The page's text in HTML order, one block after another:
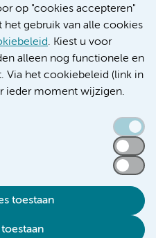
op "cookies accepteren"
gebruik van alle cookies
. Kiest u voor
alleen nog functionele en
Via het cookiebeleid (link in
ieder moment wijzigen.
toestaan